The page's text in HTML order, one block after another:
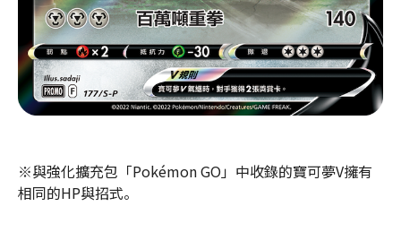
※與強化擴充包「Pokémon GO」中收錄的寶可夢V擁有
相同的HP與招式。